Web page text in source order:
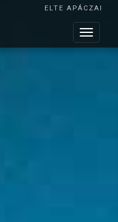
ELTE APÁCZAI